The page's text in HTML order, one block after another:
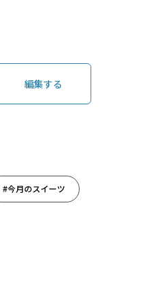
編集する
#今月のスイーツ